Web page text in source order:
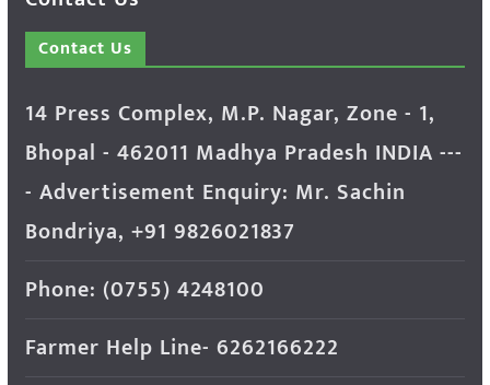
Contact Us
14 Press Complex, M.P. Nagar, Zone - 1,
Bhopal - 462011 Madhya Pradesh INDIA ---
- Advertisement Enquiry: Mr. Sachin
Bondriya, +91 9826021837
Phone: (0755) 4248100
Farmer Help Line- 6262166222